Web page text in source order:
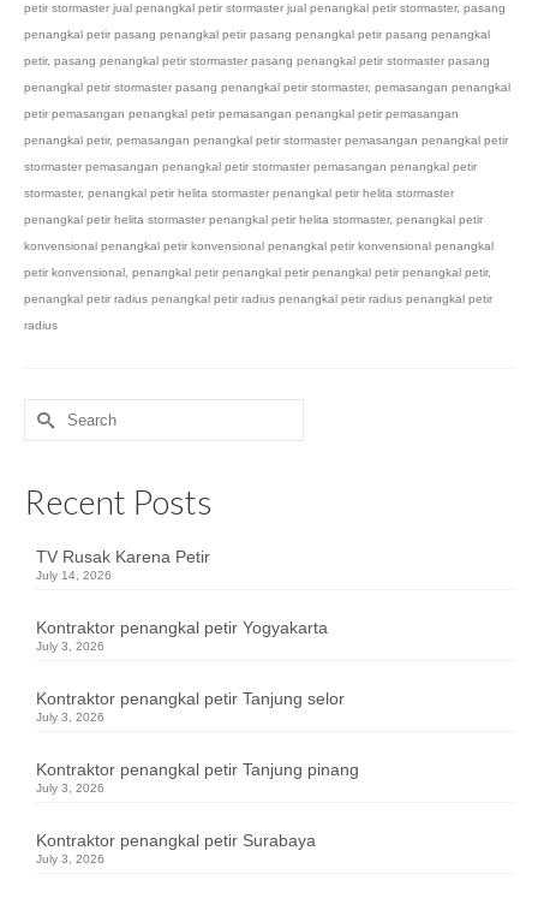
petir stormaster jual penangkal petir stormaster jual penangkal petir stormaster, pasang
penangkal petir pasang penangkal petir pasang penangkal petir pasang penangkal
petir, pasang penangkal petir stormaster pasang penangkal petir stormaster pasang
penangkal petir stormaster pasang penangkal petir stormaster, pemasangan penangkal
petir pemasangan penangkal petir pemasangan penangkal petir pemasangan
penangkal petir, pemasangan penangkal petir stormaster pemasangan penangkal petir
stormaster pemasangan penangkal petir stormaster pemasangan penangkal petir
stormaster, penangkal petir helita stormaster penangkal petir helita stormaster
penangkal petir helita stormaster penangkal petir helita stormaster, penangkal petir
konvensional penangkal petir konvensional penangkal petir konvensional penangkal
petir konvensional penangkal petir penangkal petir penangkal petir penangkal petir,
penangkal petir radius penangkal petir radius penangkal petir radius penangkal petir
radius
Search
for:
Recent Posts
TV Rusak Karena Petir
July 14, 2026
Kontraktor penangkal petir Yogyakarta
July 3, 2026
Kontraktor penangkal petir Tanjung selor
July 3, 2026
Kontraktor penangkal petir Tanjung pinang
July 3, 2026
Kontraktor penangkal petir Surabaya
July 3, 2026